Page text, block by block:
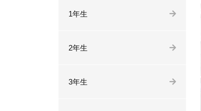
1年生
2年生
3年生